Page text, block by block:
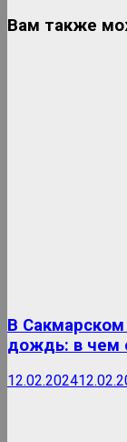
Вам также
В
дождь: в чем
12.02.2024